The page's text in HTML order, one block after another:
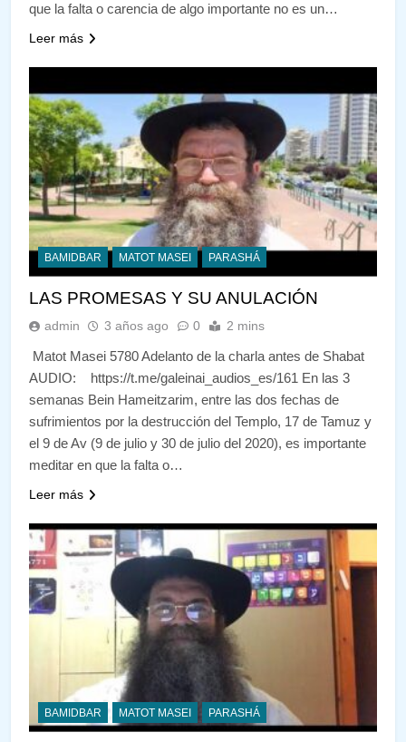
que la falta o carencia de algo importante no es un…
Leer más
BAMIDBAR MATOT MASEI PARASHÁ
LAS PROMESAS Y SU ANULACIÓN
admin 3 años ago 0 2 mins
Matot Masei 5780 Adelanto de la charla antes de Shabat
AUDIO: https://t.me/galeinai_audios_es/161 En las 3
semanas Bein Hameitzarim, entre las dos fechas de
sufrimientos por la destrucción del Templo, 17 de Tamuz y
el 9 de Av (9 de julio y 30 de julio del 2020), es importante
meditar en que la falta o…
Leer más
BAMIDBAR MATOT MASEI PARASHÁ